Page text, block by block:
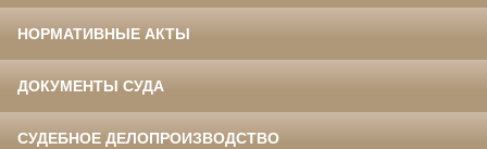
НОРМАТИВНЫЕ АКТЫ
ДОКУМЕНТЫ СУДА
СУДЕБНОЕ ДЕЛОПРОИЗВОДСТВО